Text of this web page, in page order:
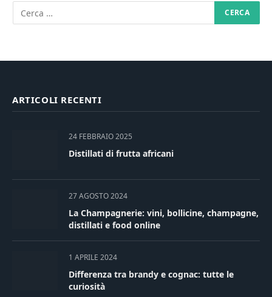
ARTICOLI RECENTI
24 FEBBRAIO 2025
Distillati di frutta africani
27 AGOSTO 2024
La Champagnerie: vini, bollicine, champagne,
distillati e food online
1 APRILE 2024
Differenza tra brandy e cognac: tutte le
curiosità